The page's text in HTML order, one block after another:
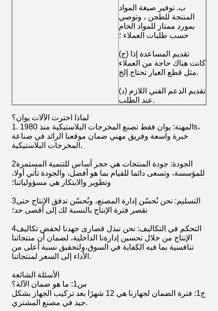
ب. توفير صيغة المواد
المنتجة للطحن ، وتوصي
بمورد ممتاز للمواد الخام
حسب طلبات العملاء ؛
(ج) تقديم المساعدة إذا
كانت هناك حاجة من العملاء
مثل قطع الغيار تحتاج إلخ.
(د) تقديم الدعم الفني اللازم
عند الطلب.
لماذا اخترت الآلات يوان؟
1. المهنة: يوان فقط تصنع المخرجات البلاستيكية منذ 1980s،
خبرة واسعة وفريق مهني ضمان موقعنا الرائد في صناعة
المخرجات البلاستيكية.
2الجودة: جودة المنتجات هي حجر أساس للتنمية المستمرة
للمؤسسة، وتسعى دائما للقيام بما هو أفضل، والجودة تأتي أولا،
وتطوير والابتكار هي مسؤولياتنا؛
3التسليم: نحن نُحسّن إدارة المصنع، ونُحسّن تدفق الإنتاج حتى
نقصر فترة الإنتاج بالنسبة لك إلى أقصى حد؛
4التحكم في التكاليف: نحن نبذل قصارى جهدنا لخفض تكاليف
الإنتاج من خلال تحسين إدارةنا الداخلية، لضمان أن منتجاتنا
تنافسية بما فيه الكفاية في السوق،ولتحقيق نسبة أعلى من
الأداء إلى السعر لمنتجاتنا.
الأسئلة الشائعة
س1: ما هو ضمان الآلة؟
ج1: فترة الضمان لجهازنا هي 12 شهرًا بعد تركيب الجهاز بشكل
جيد في مصنع المشتري.